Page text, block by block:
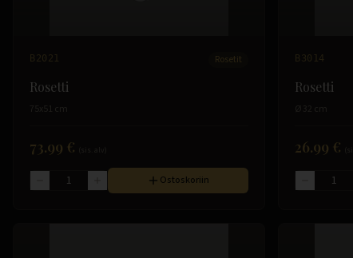
B2021 Rosetit
Rosetti
75x51 cm
73.99 €
Ostoskoriin
B3014
Rosetti
Ø 32 cm
26.99 €